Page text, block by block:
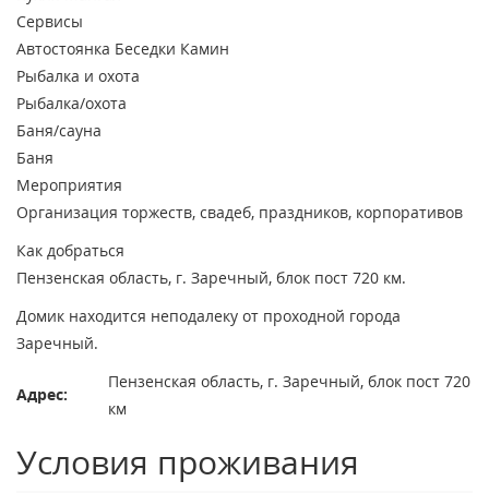
Сервисы
Автостоянка Беседки Камин
Рыбалка и охота
Рыбалка/охота
Баня/сауна
Баня
Мероприятия
Организация торжеств, свадеб, праздников, корпоративов
Как добраться
Пензенская область, г. Заречный, блок пост 720 км.
Домик находится неподалеку от проходной города
Заречный.
Адрес:
Пензенская область, г. Заречный, блок пост 720
км
Условия проживания